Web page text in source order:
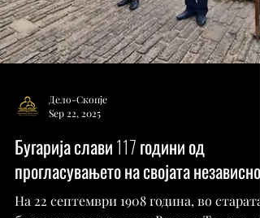
НАТО во Бугарија, как
Дело-Скопје
Sep 22, 2025